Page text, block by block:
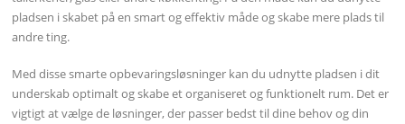
pladsen i skabet på en smart og effektiv måde og skabe mere plads til
andre ting.
Med disse smarte opbevaringsløsninger kan du udnytte pladsen i dit
underskab optimalt og skabe et organiseret og funktionelt rum. Det er
vigtigt at vælge de løsninger, der passer bedst til dine behov og din